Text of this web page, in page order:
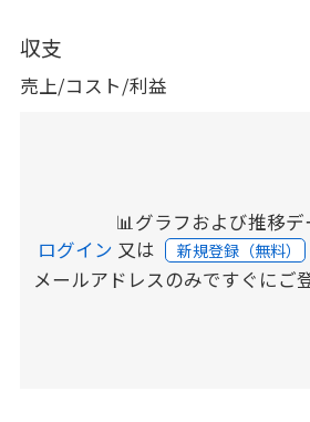
収支
売上/コスト/利益
📊グラフおよび推移デ
ログイン 又は 新規登録（無料）
メールアドレスのみですぐにご